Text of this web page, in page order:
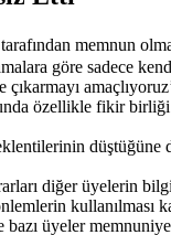
memnun
göre sadece
özellikle fikir birliği
diğer üyelerin
kullanılması
bazı üyeler